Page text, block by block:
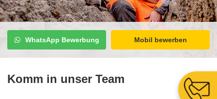
WhatsApp Bewerbung Mobil bewerben
Komm in unser Team